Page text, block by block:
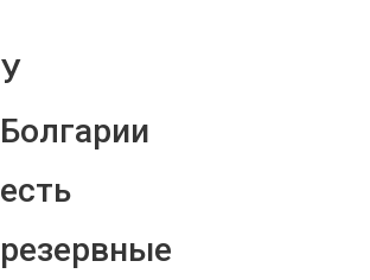
У
Болгарии
есть
резервные